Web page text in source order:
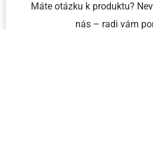
Máte otázku k produktu?
nás – radi vám